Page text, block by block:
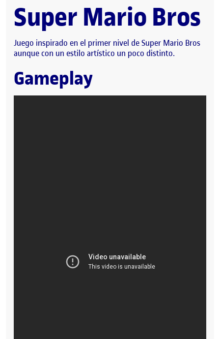
Super Mario Bros
Juego inspirado en el primer nivel de Super Mario Bros
aunque con un estilo artístico un poco distinto.
Gameplay